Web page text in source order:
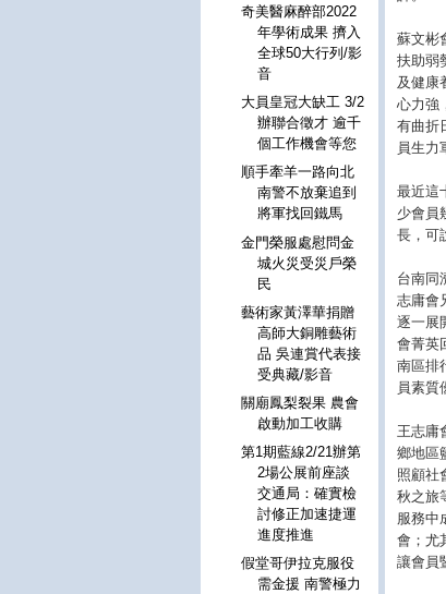
蘇文彬
扶助弱
及健康
心力強
有曲折
員生力
最近這
少會員
長，可
台南同
志庸會
逐一展
會菁英
南區排
員素質
王志庸
鄉地區
照顧社
秋之旅
服務中
會；尤
讓會員
奇美醫麻醉部2022
年學術成果 擠入
全球50大行列/影
音
大員皇冠大缺工 3/2
辦聯合徵才 逾千
個工作機會等您
順手牽羊一路向北
南警不放棄追到
將軍找回鐵馬
金門榮服處慰問金
城火災受災戶榮
民
藝術家黃澤華捐贈
高師大銅雕藝術
品 吳連賞代表接
受典藏/影音
關廟鳳梨裂果 農會
啟動加工收購
第1期藍線2/21辦第
2場公展前座談
交通局：確實檢
討修正加速捷運
進度推進
假堂哥伊拉克服役
需金援 南警極力